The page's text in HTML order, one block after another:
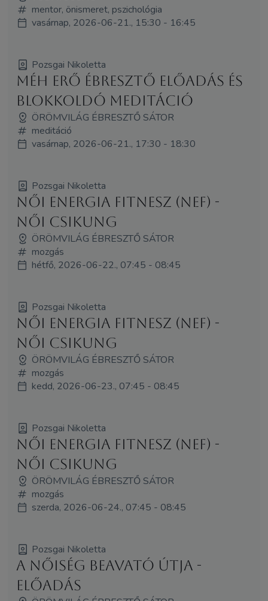
mentor, önismeret, pszichológia
vasárnap, 2026-06-21., 15:30 - 16:45
Pozsgai Nikoletta
Méh Erő Ébresztő Előadás és
Blokkoldó Meditáció
ÖRÖMVILÁG ÉBRESZTŐ SÁTOR
meditáció
vasárnap, 2026-06-21., 17:30 - 18:30
Pozsgai Nikoletta
Női Energia Fitnesz (NEF) -
Női Csikung
ÖRÖMVILÁG ÉBRESZTŐ SÁTOR
mozgás
hétfő, 2026-06-22., 07:45 - 08:45
Pozsgai Nikoletta
Női Energia Fitnesz (NEF) -
Női Csikung
ÖRÖMVILÁG ÉBRESZTŐ SÁTOR
mozgás
kedd, 2026-06-23., 07:45 - 08:45
Pozsgai Nikoletta
Női Energia Fitnesz (NEF) -
Női Csikung
ÖRÖMVILÁG ÉBRESZTŐ SÁTOR
mozgás
szerda, 2026-06-24., 07:45 - 08:45
Pozsgai Nikoletta
A Nőiség Beavató Útja -
előadás